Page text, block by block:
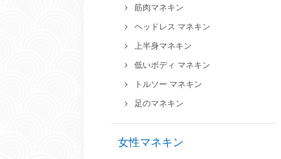
筋肉マネキン
ヘッドレス マネキン
上半身マネキン
低いボディ マネキン
トルソー マネキン
足のマネキン
女性マネキン